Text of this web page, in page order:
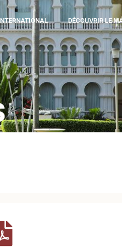
DÉCOUVRIR LE